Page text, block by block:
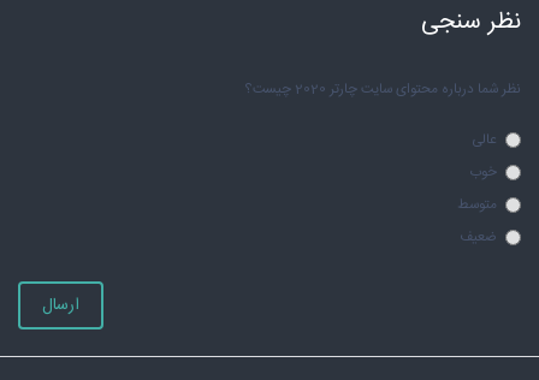
نظر سنجی
نظر شما درباره محتوای سایت چارتر 2020 چیست؟
عالی
خوب
متوسط
ضعیف
ارسال